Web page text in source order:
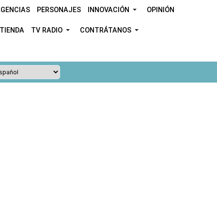
PERSONAJES INNOVACIÓN OPINIÓN
TIENDA TV RADIO CONTRÁTANOS